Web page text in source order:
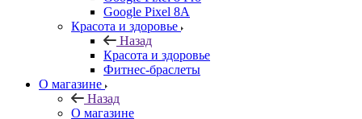
Google Pixel 8A
Красота и здоровье
Назад
Красота и здоровье
Фитнес-браслеты
О магазине
Назад
О магазине